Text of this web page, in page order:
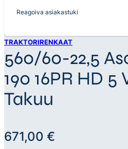
Reagoiva asiakastuki
TRAKTORIRENKAAT
560/60-22,5
190 16PR HD 5
Takuu
671,00 €